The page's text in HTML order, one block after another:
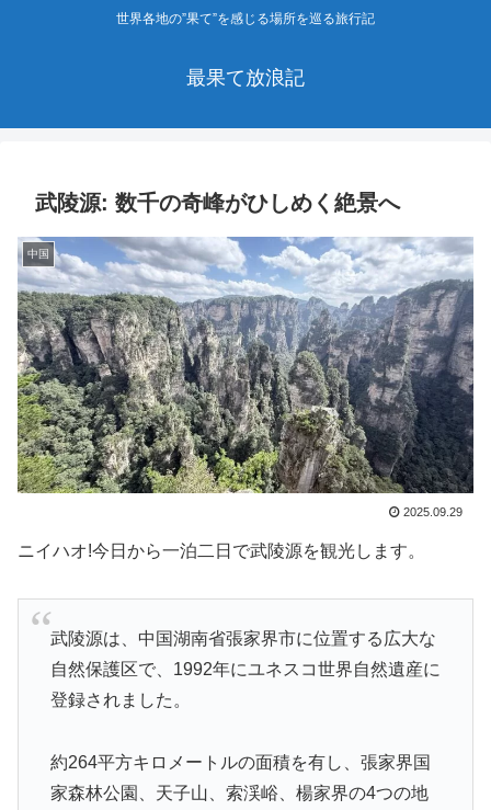
世界各地の”果て”を感じる場所を巡る旅行記
最果て放浪記
武陵源: 数千の奇峰がひしめく絶景へ
中国
2025.09.29
ニイハオ!今日から一泊二日で武陵源を観光します。
武陵源は、中国湖南省張家界市に位置する広大な
自然保護区で、1992年にユネスコ世界自然遺産に
登録されました。
約264平方キロメートルの面積を有し、張家界国
家森林公園、天子山、索渓峪、楊家界の4つの地